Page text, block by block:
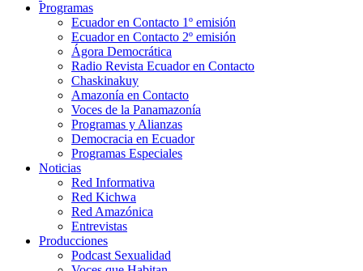
Programas
Ecuador en Contacto 1º emisión
Ecuador en Contacto 2º emisión
Ágora Democrática
Radio Revista Ecuador en Contacto
Chaskinakuy
Amazonía en Contacto
Voces de la Panamazonía
Programas y Alianzas
Democracia en Ecuador
Programas Especiales
Noticias
Red Informativa
Red Kichwa
Red Amazónica
Entrevistas
Producciones
Podcast Sexualidad